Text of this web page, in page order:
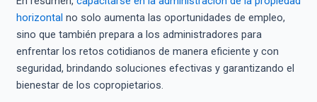
horizontal no solo aumenta las oportunidades de empleo,
sino que también prepara a los administradores para
enfrentar los retos cotidianos de manera eficiente y con
seguridad, brindando soluciones efectivas y garantizando el
bienestar de los copropietarios.